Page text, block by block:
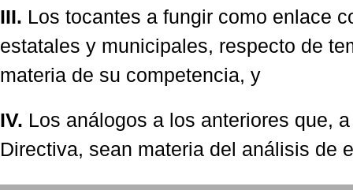
III. Los tocantes a fungir como enlace
estatales y municipales, respecto de
materia de su competencia, y
IV. Los análogos a los anteriores que,
Directiva, sean materia del análisis de